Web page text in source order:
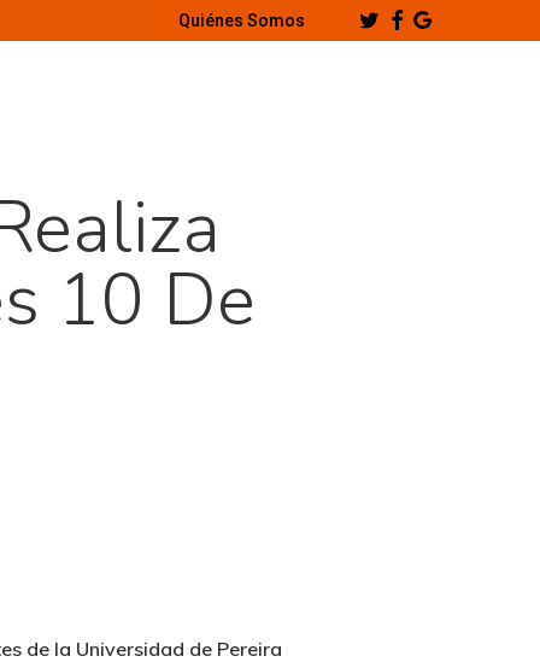
Quiénes Somos TwitterFacebook
Google-
Plus
10 De
de la Universidad de Pereira